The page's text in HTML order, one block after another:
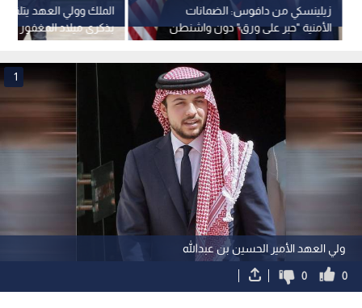
الملك وولي العهد
بذكرى ميلاد المغفور له
الحسين
زيلينسكي من دافوس: الضمانات
الأمنية "حبر على ورق" دون واشنطن
وبوتين خطر وجودي
ولي العهد الأمير الحسين بن عبدالله
1
0
0